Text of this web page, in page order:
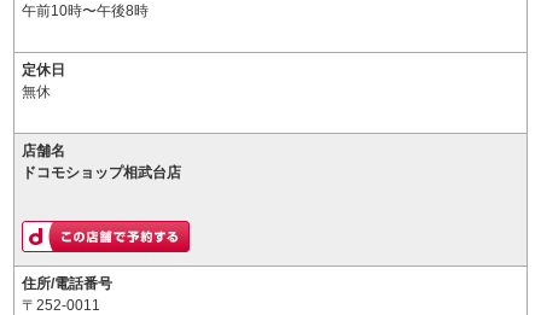
午前10時〜午後8時
定休日
無休
店舗名
ドコモショップ相武台店
住所/電話番号
〒252-0011